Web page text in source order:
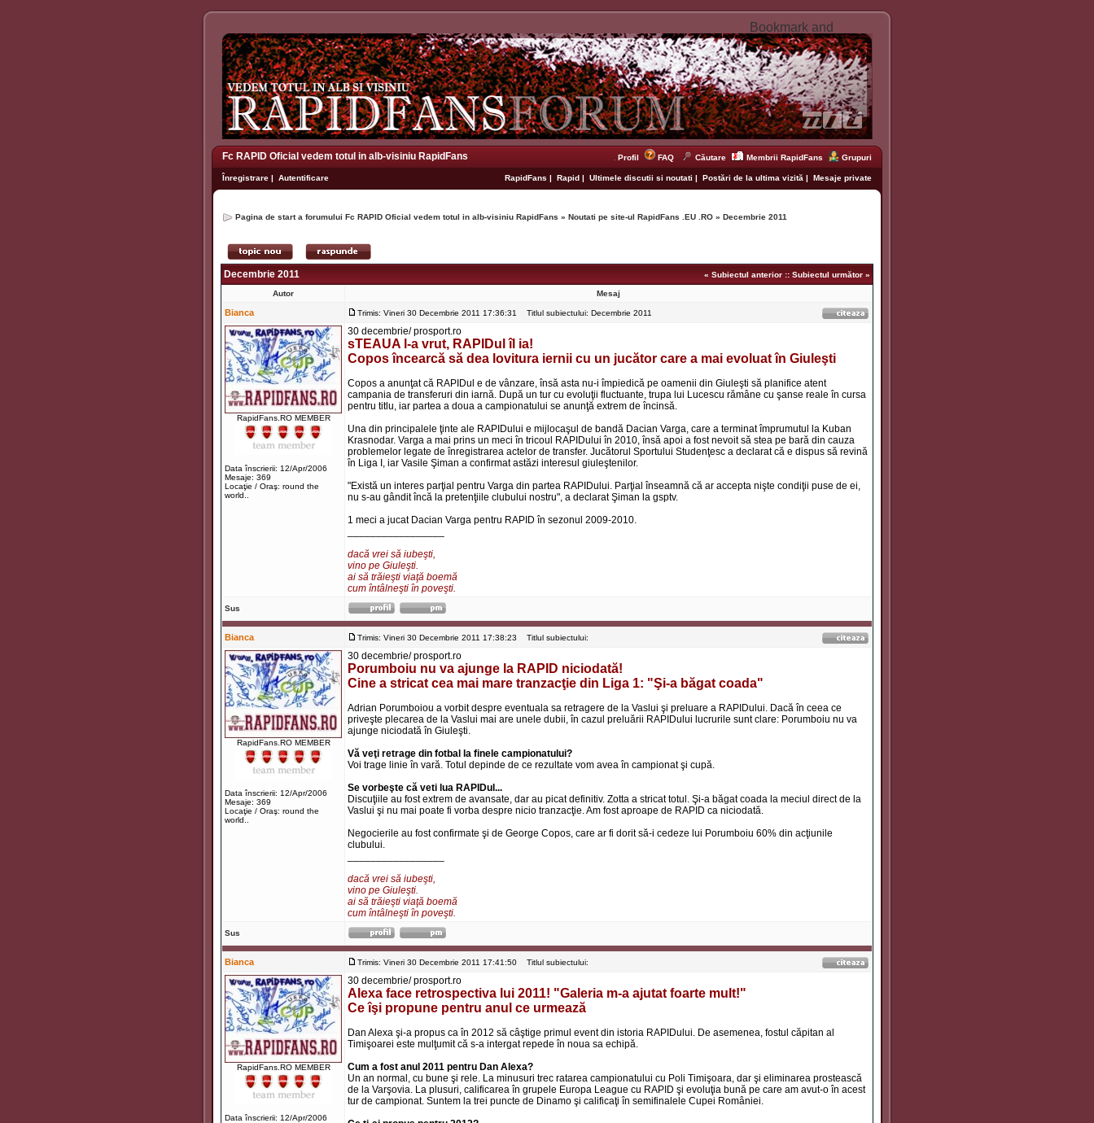
Fc RAPID Oficial vedem totul in alb-visiniu RapidFans Profil FAQ Căutare Membrii RapidFans Grupuri
Înregistrare | Autentificare RapidFans | Rapid | Ultimele discutii si noutati | Postări de la ultima vizită | Mesaje private
Pagina de start a forumului Fc RAPID Oficial vedem totul in alb-visiniu RapidFans » Noutati pe site-ul RapidFans .EU .RO » Decembrie 2011
Decembrie 2011 « Subiectul anterior :: Subiectul următor »
Autor Mesaj
Bianca Trimis: Vineri 30 Decembrie 2011 17:36:31 Titlul subiectului: Decembrie 2011
RapidFans.RO MEMBER
Data înscrierii: 12/Apr/2006
Mesaje: 369
Locaţie / Oraş: round the
world..
30 decembrie/ prosport.ro
sTEAUA l-a vrut, RAPIDul îl ia!
Copos încearcă să dea lovitura iernii cu un jucător care a mai evoluat în Giuleşti
Copos a anunţat că RAPIDul e de vânzare, însă asta nu-i împiedică pe oamenii din Giuleşti să planifice atent
campania de transferuri din iarnă. După un tur cu evoluţii fluctuante, trupa lui Lucescu rămâne cu şanse reale în cursa
pentru titlu, iar partea a doua a campionatului se anunţă extrem de încinsă.
Una din principalele ţinte ale RAPIDului e mijlocaşul de bandă Dacian Varga, care a terminat împrumutul la Kuban
Krasnodar. Varga a mai prins un meci în tricoul RAPIDului în 2010, însă apoi a fost nevoit să stea pe bară din cauza
problemelor legate de înregistrarea actelor de transfer. Jucătorul Sportului Studenţesc a declarat că e dispus să revină
în Liga I, iar Vasile Şiman a confirmat astăzi interesul giuleştenilor.
"Există un interes parţial pentru Varga din partea RAPIDului. Parţial înseamnă că ar accepta nişte condiţii puse de ei,
nu s-au gândit încă la pretenţiile clubului nostru", a declarat Şiman la gsptv.
1 meci a jucat Dacian Varga pentru RAPID în sezonul 2009-2010.
dacă vrei să iubeşti,
vino pe Giuleşti.
ai să trăieşti viaţă boemă
cum întâlneşti în poveşti.
Sus
Bianca Trimis: Vineri 30 Decembrie 2011 17:38:23 Titlul subiectului:
RapidFans.RO MEMBER
Data înscrierii: 12/Apr/2006
Mesaje: 369
Locaţie / Oraş: round the
world..
30 decembrie/ prosport.ro
Porumboiu nu va ajunge la RAPID niciodată!
Cine a stricat cea mai mare tranzacţie din Liga 1: "Şi-a băgat coada"
Adrian Porumboiou a vorbit despre eventuala sa retragere de la Vaslui şi preluare a RAPIDului. Dacă în ceea ce
priveşte plecarea de la Vaslui mai are unele dubii, în cazul preluării RAPIDului lucrurile sunt clare: Porumboiu nu va
ajunge niciodată în Giuleşti.
Vă veţi retrage din fotbal la finele campionatului?
Voi trage linie în vară. Totul depinde de ce rezultate vom avea în campionat şi cupă.
Se vorbeşte că veti lua RAPIDul...
Discuţiile au fost extrem de avansate, dar au picat definitiv. Zotta a stricat totul. Şi-a băgat coada la meciul direct de la
Vaslui şi nu mai poate fi vorba despre nicio tranzacţie. Am fost aproape de RAPID ca niciodată.
Negocierile au fost confirmate şi de George Copos, care ar fi dorit să-i cedeze lui Porumboiu 60% din acţiunile
clubului.
dacă vrei să iubeşti,
vino pe Giuleşti.
ai să trăieşti viaţă boemă
cum întâlneşti în poveşti.
Sus
Bianca Trimis: Vineri 30 Decembrie 2011 17:41:50 Titlul subiectului:
RapidFans.RO MEMBER
Data înscrierii: 12/Apr/2006
30 decembrie/ prosport.ro
Alexa face retrospectiva lui 2011! "Galeria m-a ajutat foarte mult!"
Ce îşi propune pentru anul ce urmează
Dan Alexa şi-a propus ca în 2012 să câştige primul event din istoria RAPIDului. De asemenea, fostul căpitan al
Timişoarei este mulţumit că s-a intergat repede în noua sa echipă.
Cum a fost anul 2011 pentru Dan Alexa?
Un an normal, cu bune şi rele. La minusuri trec ratarea campionatului cu Poli Timişoara, dar şi eliminarea prostească
de la Varşovia. La plusuri, calificarea în grupele Europa League cu RAPID şi evoluţia bună pe care am avut-o în acest
tur de campionat. Suntem la trei puncte de Dinamo şi calificaţi în semifinalele Cupei României.